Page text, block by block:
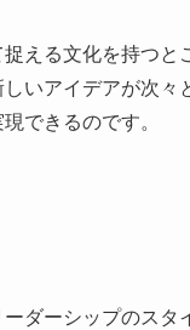
える文化を持つと
いアイデアが次々
できるのです。
ダーシップのスタ